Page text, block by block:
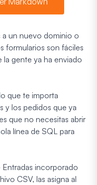
un nuevo dominio o
formularios son fáciles
la gente ya ha enviado
que te importa
y los pedidos que ya
que no necesitas abrir
línea de SQL para
incorporado
CSV, las asigna al